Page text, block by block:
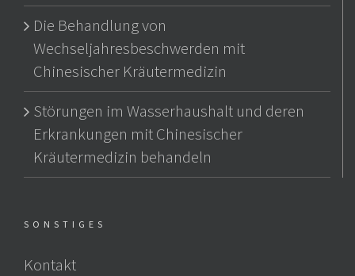
Die Behandlung von
Wechseljahresbeschwerden mit
Chinesischer Kräutermedizin
Störungen im Wasserhaushalt und deren
Erkrankungen mit Chinesischer
Kräutermedizin behandeln
SONSTIGES
Kontakt